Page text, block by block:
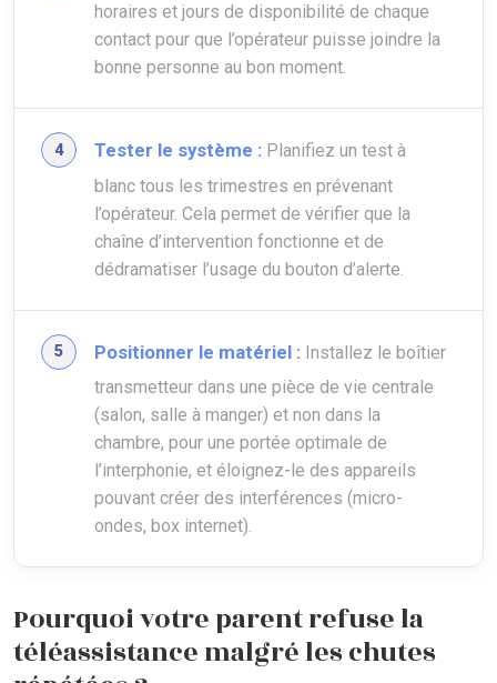
horaires et jours de disponibilité de chaque
contact pour que l’opérateur puisse joindre la
bonne personne au bon moment.
Tester le système : Planifiez un test à
blanc tous les trimestres en prévenant
l’opérateur. Cela permet de vérifier que la
chaîne d’intervention fonctionne et de
dédramatiser l’usage du bouton d’alerte.
Positionner le matériel : Installez le boîtier
transmetteur dans une pièce de vie centrale
(salon, salle à manger) et non dans la
chambre, pour une portée optimale de
l’interphonie, et éloignez-le des appareils
pouvant créer des interférences (micro-
ondes, box internet).
Pourquoi votre parent refuse la
téléassistance malgré les chutes